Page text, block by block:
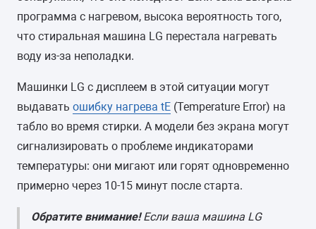
программа с нагревом, высока вероятность того,
что стиральная машина LG перестала нагревать
воду из-за неполадки.
Машинки LG с дисплеем в этой ситуации могут
выдавать ошибку нагрева tE (Temperature Error) на
табло во время стирки. А модели без экрана могут
сигнализировать о проблеме индикаторами
температуры: они мигают или горят одновременно
примерно через 10-15 минут после старта.
Обратите внимание!Если ваша машина LG